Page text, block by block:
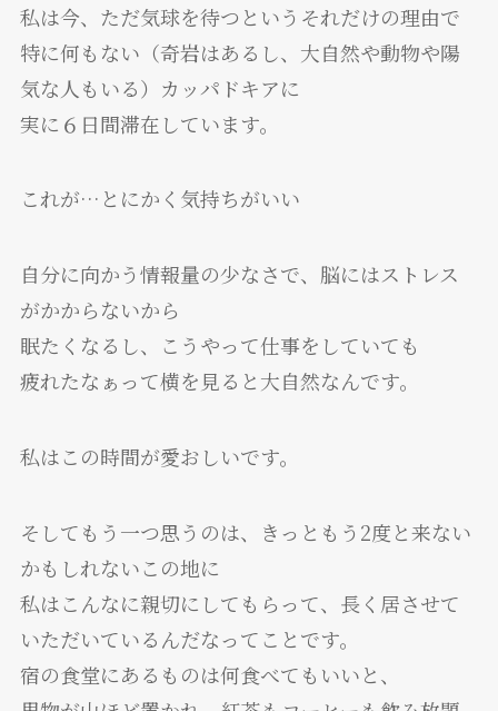
私は今、ただ気球を待つというそれだけの理由で
特に何もない（奇岩はあるし、大自然や動物や陽
気な人もいる）カッパドキアに
実に６日間滞在しています。
これが…とにかく気持ちがいい
自分に向かう情報量の少なさで、脳にはストレス
がかからないから
眠たくなるし、こうやって仕事をしていても
疲れたなぁって横を見ると大自然なんです。
私はこの時間が愛おしいです。
そしてもう一つ思うのは、きっともう2度と来ない
かもしれないこの地に
私はこんなに親切にしてもらって、長く居させて
いただいているんだなってことです。
宿の食堂にあるものは何食べてもいいと、